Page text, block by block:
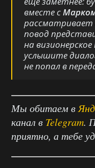
вместе с
рассматривает
повод
на
услышите
не попал в
Мы обитаем в
канал в Telegram.
приятно, а тебе